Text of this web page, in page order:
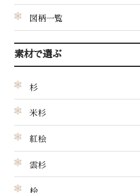
図柄一覧
素材で選ぶ
杉
米杉
紅桧
雲杉
桧